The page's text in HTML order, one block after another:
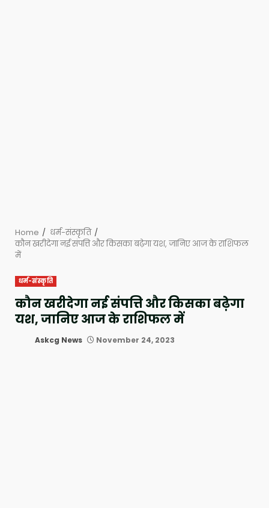
Home
धर्म-संस्कृति
कौन खरीदेगा नई संपत्ति और किसका बढ़ेगा यश, जानिए आज के राशिफल
में
धर्म-संस्कृति
कौन खरीदेगा नई संपत्ति और किसका बढ़ेगा
यश, जानिए आज के राशिफल में
Askcg News November 24, 2023